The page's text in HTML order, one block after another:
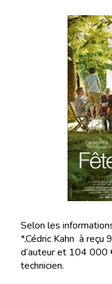
Selon les
*,Cédric Kahn à reçu
d’auteur et 104 000
technicien.